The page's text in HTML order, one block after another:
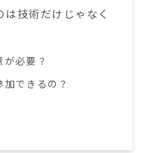
は技術だけじゃなく
必要？
できるの？